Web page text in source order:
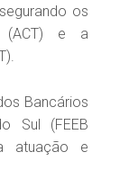
os
(ACT) e a
Bancários
Sul (FEEB
atuação e